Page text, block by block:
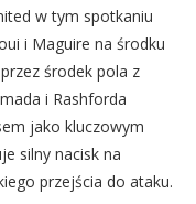
w tym spotkaniu
i Maguire na środku
środek pola z
i Rashforda
jako kluczowym
silny nacisk na
przejścia do ataku.